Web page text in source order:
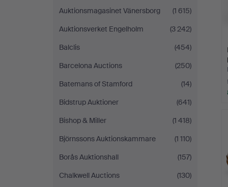
Auktionsmagasinet Vänersborg
(1 615)
Auktionsverket Engelholm
(3 242)
Balclis
(454)
Barcelona Auctions
(250)
Batemans of Stamford
(14)
Bidstrup Auktioner
(641)
Bishop & Miller
(1 418)
Björnssons Auktionskammare
(1 110)
Borås Auktionshall
(157)
Chalkwell Auctions
(130)